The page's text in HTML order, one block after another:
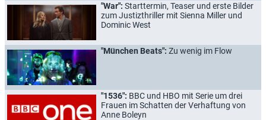
"War": Starttermin, Teaser und erste Bilder
zum Justizthriller mit Sienna Miller und
Dominic West
"München Beats": Zu wenig im Flow
"1536": BBC und HBO mit Serie um drei
Frauen im Schatten der Verhaftung von
Anne Boleyn